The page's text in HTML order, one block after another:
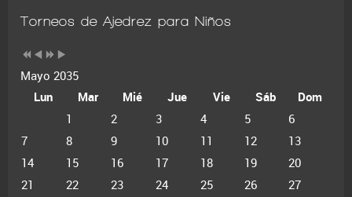
Torneos de Ajedrez para Niños
Mayo 2035
Lun
Mar Mié Jue Vie Sáb
Dom
1
2 3 4 5
6
7
8 9 10 11 12
13
14
15 16 17 18 19
20
21
22 23 24 25 26
27